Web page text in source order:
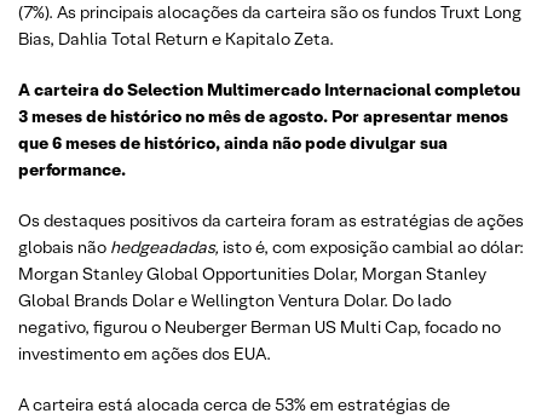
(7%). As principais alocações da carteira são os fundos Truxt Long
Bias, Dahlia Total Return e Kapitalo Zeta.
A carteira do Selection Multimercado Internacional completou
3 meses de histórico no mês de agosto. Por apresentar menos
que 6 meses de histórico, ainda não pode divulgar sua
performance.
Os destaques positivos da carteira foram as estratégias de ações
globais não hedgeadadas, isto é, com exposição cambial ao dólar:
Morgan Stanley Global Opportunities Dolar, Morgan Stanley
Global Brands Dolar e Wellington Ventura Dolar. Do lado
negativo, figurou o Neuberger Berman US Multi Cap, focado no
investimento em ações dos EUA.
A carteira está alocada cerca de 53% em estratégias de